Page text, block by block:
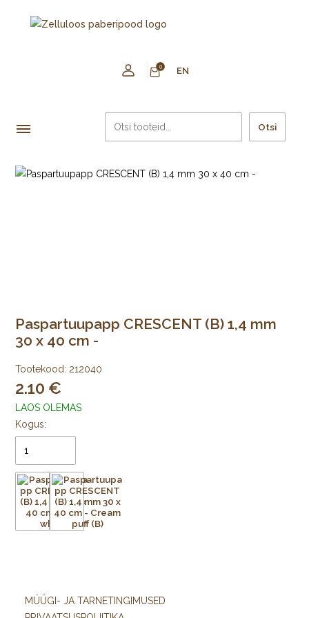
0 EN
Otsi
Paspartuupapp CRESCENT (B) 1,4 mm
30 x 40 cm -
Tootekood: 212040
2.10
LAOS OLEMAS
Kogus:
MÜÜGI- JA TARNETINGIMUSED